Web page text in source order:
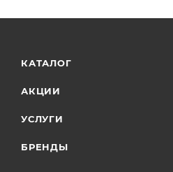
КАТАЛОГ
АКЦИИ
УСЛУГИ
БРЕНДЫ